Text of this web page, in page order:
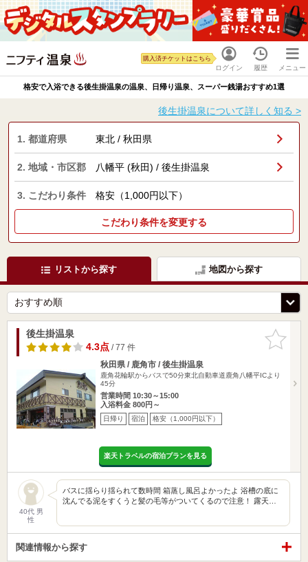
ログイン
購入済チケットはこちら
履歴 メニュー
格安で入浴できる後生掛温泉の温泉、日帰り温泉、スーパー銭湯おすすめ1選
後生掛温泉について詳しく知る >
1. 都道府県 東北 / 秋田県
2. 地域・市区郡 八幡平 (秋田) / 後生掛温泉
3. こだわり条件 格安（1,000円以下）
こだわり条件を変更する
リストから探す 地図から探す
お気に入
りに追加
後生掛温泉
4.3点/ 77 件
秋田県 / 鹿角市 / 後生掛温泉
鹿角花輪駅からバスで50分東北自動車道鹿角八幡平ICより
45分
営業時間 10:30～15:00
入浴料金 800円～
日帰り 宿泊 格安（1,000円以下）
楽天トラベルの宿泊プランを見る
40代 男
性
バスに揺らり揺られて数時間 箱蒸し風呂よかったよ 浴槽の底に
沈んでる泥をすくうと髪の毛等がついてくるので注意！ 露天…
関連情報から探す